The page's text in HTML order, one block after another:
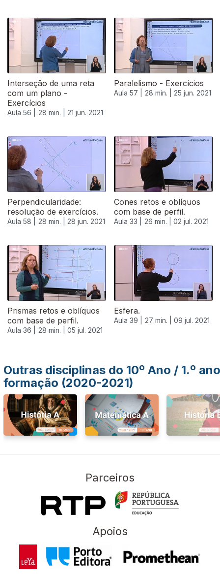
Interseção de uma reta
com um plano -
Exercícios
Aula 56 | 28 min. | 21 jun. 2021
Paralelismo - Exercícios
Aula 57 | 28 min. | 25 jun. 2021
553352
Perpendicularidade:
resolução de exercícios.
Aula 58 | 28 min. | 28 jun. 2021
Cones retos e oblíquos
com base de perfil.
Aula 33 | 26 min. | 02 jul. 2021
Prismas retos e oblíquos
com base de perfil.
Aula 36 | 28 min. | 05 jul. 2021
Esfera.
Aula 39 | 27 min. | 09 jul. 2021
556371
Outras disciplinas do 10º Ano / 1.º ano
formação (2020-2021)
Parceiros
Apoios